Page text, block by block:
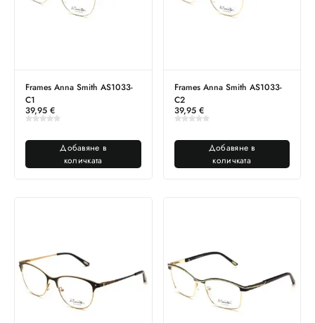
Frames Anna Smith AS1033-
C1
39,95 €
Добавяне в
количката
Frames Anna Smith AS1033-
C2
39,95 €
Добавяне в
количката